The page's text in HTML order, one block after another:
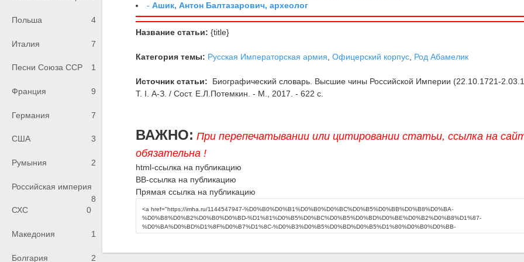
Польша 4
Италия 7
Песни Союза ССР 1
Франция 9
Германия 7
США 3
Румыния 2
Российская империя
8
СХС
0
Македония 1
Болгария 2
-Ашик, Антон Балтазарович, археолог
Название статьи: {title}
Категория темы: Русская Императорская армия ,Офицерский корпус Род Абамелик
Источник статьи:
Биографический словарь. Высшие чины Российской Империи (22.10.1721-
Т. I. А-З. / Сост. Е.Л.Потемкин. - М., 2017. - 622 с.
ВАЖНО: При перепечатывании или цитировании статьи, ссылка на
обязательна !
html-ссылка на публикацию
BB-ссылка на публикацию
Прямая ссылка на публикацию